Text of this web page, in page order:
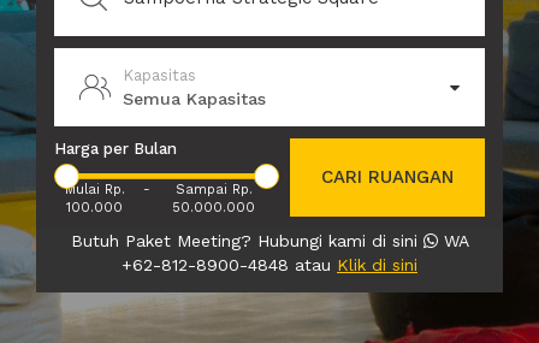
Kapasitas
Semua Kapasitas
Harga per Bulan
Mulai Rp.
100.000
-
Sampai Rp.
50.000.000
CARI RUANGAN
Butuh Paket Meeting? Hubungi kami di sini
WA
+62-812-8900-4848 atau Klik di sini